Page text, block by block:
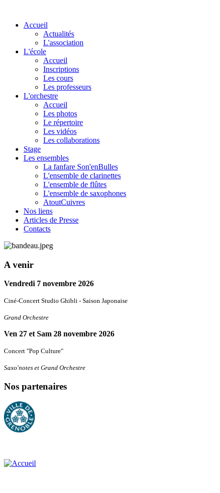
Accueil
Actualités
L'association
L'école
Accueil
Inscriptions
Les cours
Les professeurs
L'orchestre
Accueil
Les photos
Le répertoire
Les vidéos
Les collaborations
Stage
Les ensembles
La fanfare Son'enBulles
L'ensemble de clarinettes
L'ensemble de flûtes
L'ensemble de saxophones
AtoutCuivres
Nos liens
Articles de Presse
Contacts
A venir
Vendredi 7 novembre 2026
Ciné-Concert Studio Ghibli - Saison Japonaise
Grand Orchestre
Ven 27 et Sam 28 novembre 2026
Concert "Pop Culture"
Saxo'notes et Grand Orchestre
Nos partenaires